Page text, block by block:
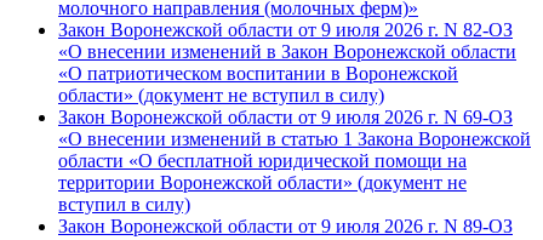
молочного направления (молочных ферм)»
Закон Воронежской области от 9 июля 2026 г. N 82-ОЗ
«О внесении изменений в Закон Воронежской области
«О патриотическом воспитании в Воронежской
области» (документ не вступил в силу)
Закон Воронежской области от 9 июля 2026 г. N 69-ОЗ
«О внесении изменений в статью 1 Закона Воронежской
области «О бесплатной юридической помощи на
территории Воронежской области» (документ не
вступил в силу)
Закон Воронежской области от 9 июля 2026 г. N 89-ОЗ